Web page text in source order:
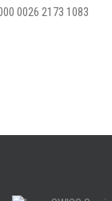
0026 2173 1083